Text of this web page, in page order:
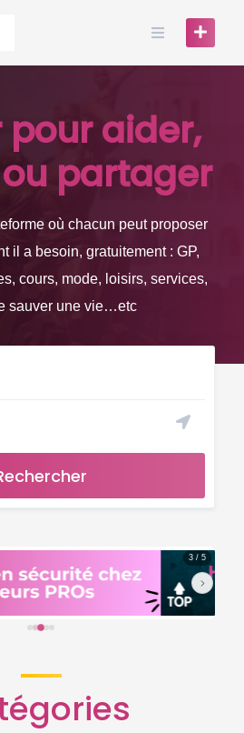
pour aider,
partager
où chacun peut proposer
il a besoin, gratuitement : GP,
cours, mode, loisirs, services,
sauver une vie…etc
3 / 5